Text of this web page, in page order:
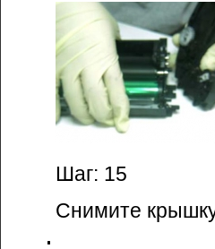
Шаг: 15
Снимите